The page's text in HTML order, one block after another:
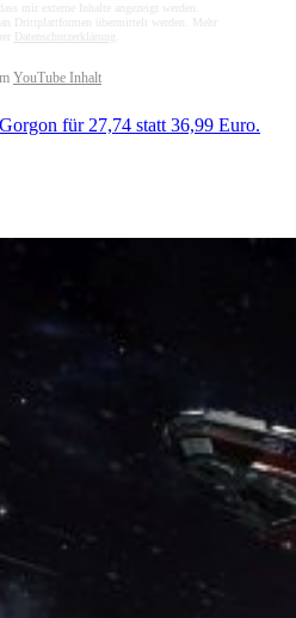
mir externe Inhalte angezeigt werden.
Drittplattformen übermittelt werden. Mehr
Datenschutzerklärung
YouTube Inhalt
für 27,74 statt 36,99 Euro.